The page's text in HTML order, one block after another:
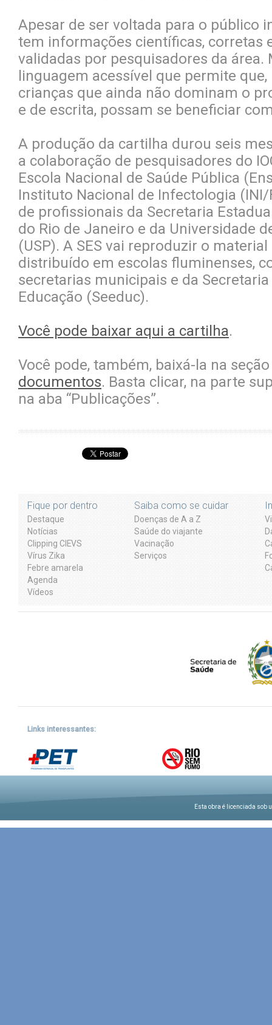
Apesar de ser voltada para o público
tem informações científicas, corretas
validadas por pesquisadores da área.
linguagem acessível que permite
crianças que ainda não dominam o
e de escrita, possam se beneficiar
A produção da cartilha durou seis
a colaboração de pesquisadores do
Escola Nacional de Saúde Pública
Instituto Nacional de Infectologia
de profissionais da Secretaria
do Rio de Janeiro e da Universidade
(USP). A SES vai reproduzir o
distribuído em escolas fluminenses,
secretarias municipais e da
Educação (Seeduc).
Você pode baixar aqui a cartilha.
Você pode, também, baixá-la na
documentos. Basta clicar, na parte
na aba “Publicações”.
Fique por dentro
Destaque
Notícias
Clipping CIEVS
Vírus Zika
Febre amarela
Agenda
Vídeos
Saiba como se cuidar
Doenças de A a Z
Saúde do viajante
Vacinação
Serviços
Links interessantes:
Esta obra é licenciada sob